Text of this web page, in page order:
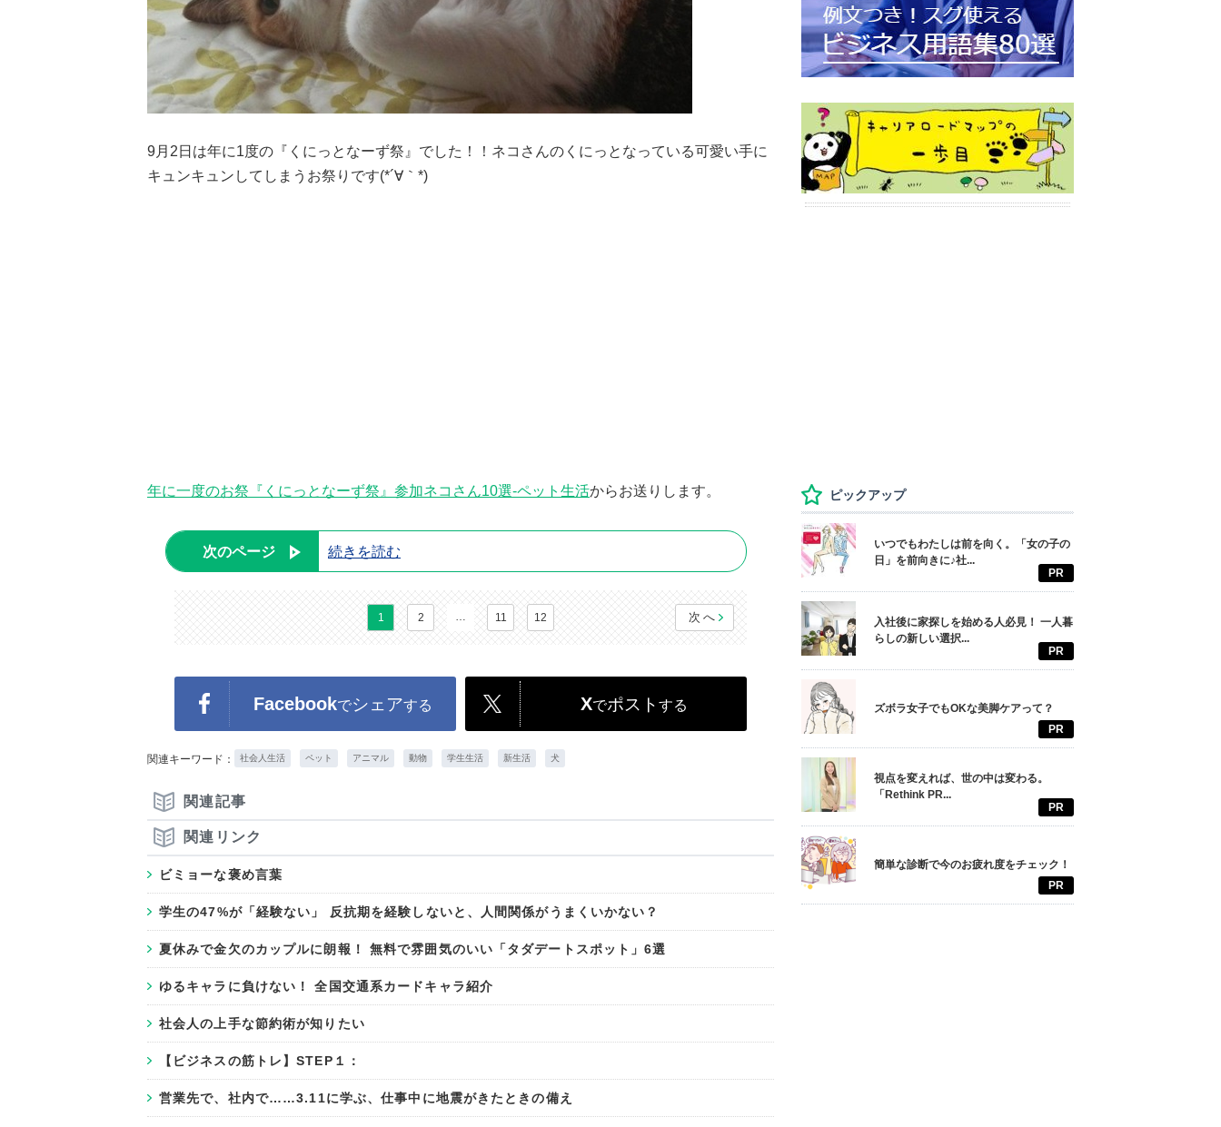
9月2日は年に1度の『くにっとなーず祭』でした！！ネコさんのくにっとなっている可愛い手に
キュンキュンしてしまうお祭りです(*´∀｀*)
年に一度のお祭『くにっとなーず祭』参加ネコさん10選-ペット生活からお送りします。
次のページ 続きを読む
1 2 … 11 12 次へ
Facebookでシェアする Xでポスト する
関連キーワード： 社会人生活 ペット アニマル 動物 学生生活 新生活 犬
関連記事
関連リンク
ビミョーな褒め言葉
学生の47%が「経験ない」 反抗期を経験しないと、人間関係がうまくいかない？
夏休みで金欠のカップルに朗報！ 無料で雰囲気のいい「タダデートスポット」6選
ゆるキャラに負けない！ 全国交通系カードキャラ紹介
社会人の上手な節約術が知りたい
【ビジネスの筋トレ】STEP１：
営業先で、社内で……3.11に学ぶ、仕事中に地震がきたときの備え
ピックアップ
いつでもわたしは前を向く。「女の子の
日」を前向きに♪社...
PR
入社後に家探しを始める人必見！ 一人暮
らしの新しい選択...
PR
ズボラ女子でもOKな美脚ケアって？
PR
視点を変えれば、世の中は変わる。
「Rethink PR...
PR
簡単な診断で今のお疲れ度をチェック！
PR